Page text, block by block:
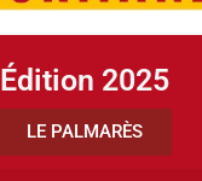
Édition 2025
LE PALMARÈS